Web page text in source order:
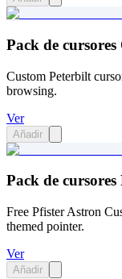
Pack de
Custom Peterbilt
browsing.
Ver
Añadir
Pack de
Free Pfister Astron
themed pointer.
Ver
Añadir